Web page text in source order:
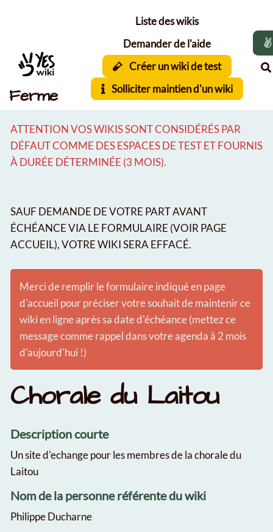
Ferme
Liste des wikis
Demander de l'aide
Créer un wiki de test
Solliciter maintien d'un wiki
ATTENTION VOS WIKIS SONT CONSIDÉRÉS PAR
DÉFAUT COMME DES ESPACES DE TEST ET FOURNIS
À DURÉE DÉTERMINÉE (3 MOIS).
SAUF DEMANDE DE VOTRE PART AVANT
ÉCHÉANCE VIA LE FORMULAIRE (VOIR PAGE
ACCUEIL), VOTRE WIKI SERA EFFACÉ.
Merci de remplir le formulaire indiqué en page
d'accueil pour préciser votre souhait de maintenir ce
wiki en ligne après sa date d'échéance (mettez ce
message comme rappel dans votre agenda à 2 mois
d'aujourd'hui !)
Chorale du Laitou
Description courte
Un site d'echange pour les membres de la chorale du
Laitou
Nom de la personne référente du wiki
Philippe Ducharne